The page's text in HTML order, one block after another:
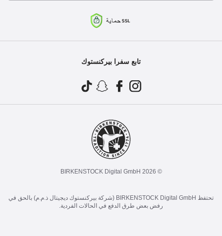
تابع سفرا بيركنستوك
© 2026 BIRKENSTOCK Digital GmbH
تحتفظ BIRKENSTOCK Digital GmbH (شركة بيركنستوك ديجيتال ذ.م.م) بالحق في
رفض بعض طرق الدفع في الحالات الفردية.